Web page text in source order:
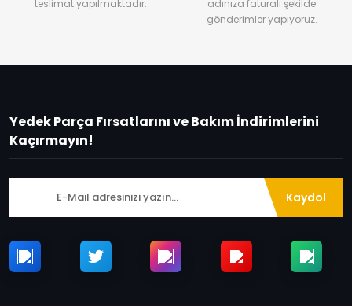
teslimat yapılmaktadır.
adınıza faturalı şekilde
gönderimler yapıyoruz.
Yedek Parça Fırsatlarını ve Bakım İndirimlerini
Kaçırmayın!
Kaydol